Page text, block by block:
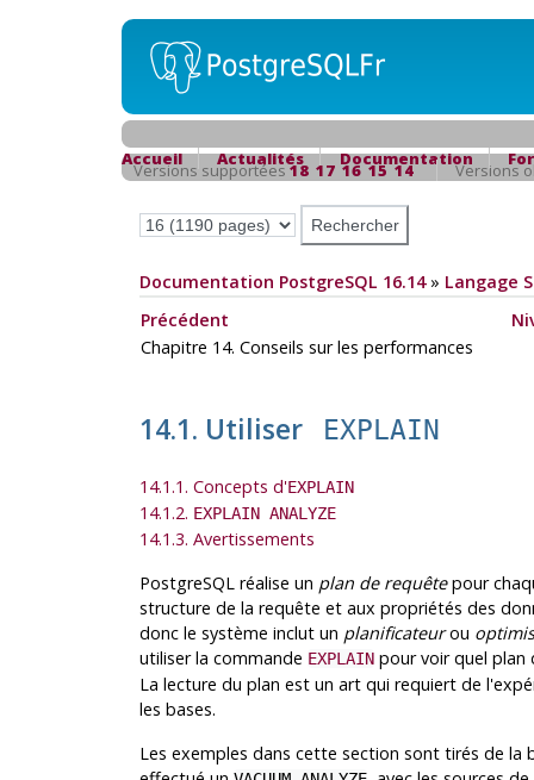
Accueil Actualités Documentation
Versions supportées18 17 16 15 14 Versions
Documentation PostgreSQL 16.14» Langage
Précédent
Chapitre 14. Conseils sur les performances
14.1. Utiliser EXPLAIN
14.1.1. Concepts d'EXPLAIN
14.1.2. EXPLAIN ANALYZE
14.1.3. Avertissements
PostgreSQLréalise un plan de requêtepour
structure de la requête et aux propriétés des
donc le système inclut un planificateurou
utiliser la commande EXPLAINpour voir quel plan
La lecture du plan est un art qui requiert de
les bases.
Les exemples dans cette section sont tirés de la